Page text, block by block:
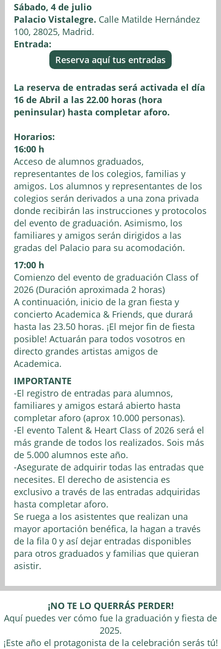
Sábado, 4 de julio
Palacio Vistalegre. Calle Matilde Hernández
100, 28025, Madrid.
Entrada:
Reserva aquí tus entradas
La reserva de entradas será activada el día
16 de Abril a las 22.00 horas (hora
peninsular) hasta completar aforo.
Horarios:
16:00 h
Acceso de alumnos graduados,
representantes de los colegios, familias y
amigos. Los alumnos y representantes de los
colegios serán derivados a una zona privada
donde recibirán las instrucciones y protocolos
del evento de graduación. Asimismo, los
familiares y amigos serán dirigidos a las
gradas del Palacio para su acomodación.
17:00 h
Comienzo del evento de graduación Class of
2026 (Duración aproximada 2 horas)
A continuación, inicio de la gran fiesta y
concierto Academica & Friends, que durará
hasta las 23.50 horas. ¡El mejor fin de fiesta
posible! Actuarán para todos vosotros en
directo grandes artistas amigos de
Academica.
IMPORTANTE
-El registro de entradas para alumnos,
familiares y amigos estará abierto hasta
completar aforo (aprox 10.000 personas).
-El evento Talent & Heart Class of 2026 será el
más grande de todos los realizados. Sois más
de 5.000 alumnos este año.
-Asegurate de adquirir todas las entradas que
necesites. El derecho de asistencia es
exclusivo a través de las entradas adquiridas
hasta completar aforo.
Se ruega a los asistentes que realizan una
mayor aportación benéfica, la hagan a través
de la fila 0 y así dejar entradas disponibles
para otros graduados y familias que quieran
asistir.
¡NO TE LO QUERRÁS PERDER!
Aquí puedes ver cómo fue la graduación y fiesta de
2025.
¡Este año el protagonista de la celebración serás tú!